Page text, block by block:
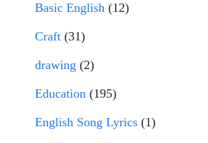
Basic English (12)
Craft (31)
drawing (2)
Education (195)
English Song Lyrics (1)